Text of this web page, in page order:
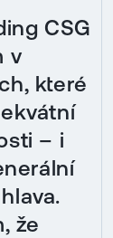
CSG
v
které
– i
že